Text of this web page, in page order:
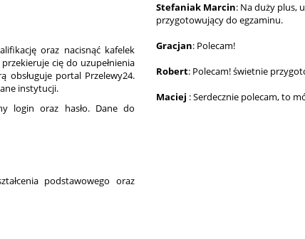
oraz nacisnąć kafelek
cię do uzupełnienia
obsługuje portal Przelewy24.
instytucji.
login oraz hasło. Dane do
podstawowego oraz
Stefaniak Marcin: Na duży plus,
przygotowujący do egzaminu.
Gracjan: Polecam!
Robert: Polecam! świetnie
Maciej : Serdecznie polecam, to